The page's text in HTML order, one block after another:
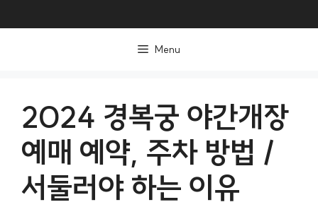
Menu
2024 경복궁 야간개장
예매 예약, 주차 방법 /
서둘러야 하는 이유